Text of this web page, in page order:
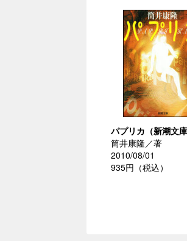
パプリカ（新潮文庫
筒井康隆／著
2010/08/01
935円（税込）